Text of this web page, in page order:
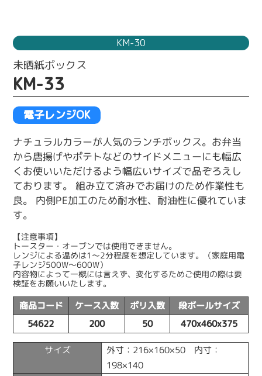
KM-30
未晒紙ボックス
KM-33
電子レンジOK
ナチュラルカラーが人気のランチボックス。お弁当
から唐揚げやポテトなどのサイドメニューにも幅広
くお使いいただけるよう幅広いサイズで品ぞろえし
ております。 組み立て済みでお届けのため作業性も
良。 内側PE加工のため耐水性、耐油性に優れていま
す。
【注意事項】
トースター・オーブンでは使用できません。
レンジによる温めは1〜2分程度を想定しています。（家庭用電
子レンジ500W〜600W）
内容物によって一概には言えず、変化するためご使用の際は要
検証をお願いいたします。
商品コード ケース入数 ポリ入数 段ボールサイズ
54622 200 50 470x460x375
サイズ 外寸：216×160×50 内寸：
198×140